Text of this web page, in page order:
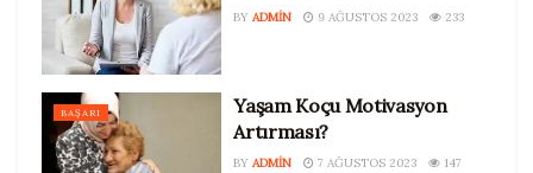
BY ADMIN 9 AĞUSTOS 2023 233
BAŞARI
Yaşam Koçu Motivasyon
Artırması?
BY ADMIN 7 AĞUSTOS 2023 147